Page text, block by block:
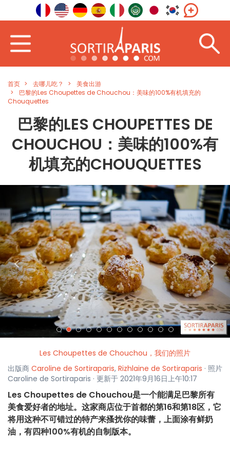
首页 去哪儿吃？
美食出游
巴黎的Les Choupettes de Chouchou：美味的100%有机填充的
Chouquettes
巴黎的LES CHOUPETTES DE
CHOUCHOU：美味的100%有
机填充的CHOUQUETTES
< >
Les Choupettes de Chouchou，我们的照片
出版商 Caroline de Sortiraparis, Rizhlaine de Sortiraparis · 照片
Caroline de Sortiraparis · 更新于 2021年9月16日上午10:17
Les Choupettes de Chouchou是一个能满足巴黎所有
美食爱好者的地址。这家商店位于首都的第16和第18区，它
将用这种不可错过的特产来搔扰你的味蕾，上面涂有鲜奶
油，有四种100%有机的自制版本。